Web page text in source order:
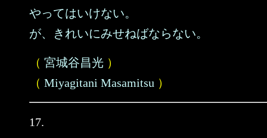
やってはいけない。
が、きれいにみせねばならない。
（ 宮城谷昌光 ）
（ Miyagitani Masamitsu ）
17.